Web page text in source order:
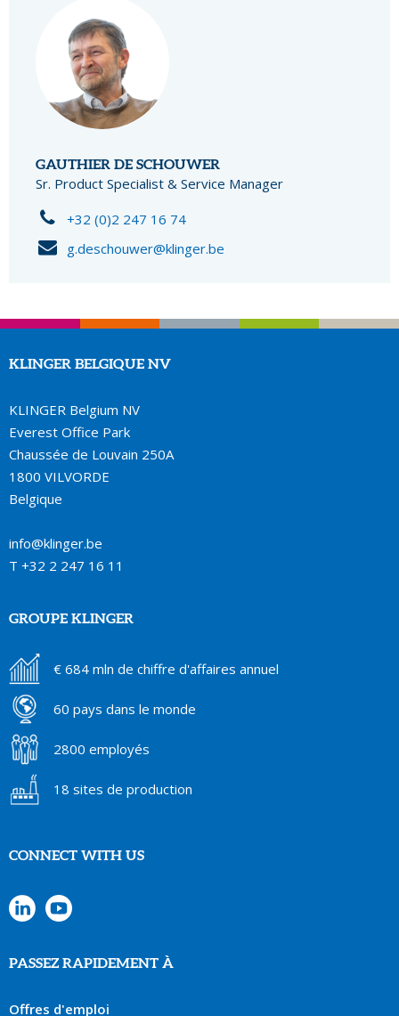
GAUTHIER DE SCHOUWER
Sr. Product Specialist & Service Manager
+32 (0)2 247 16 74
g.deschouwer@klinger.be
KLINGER BELGIQUE NV
KLINGER Belgium NV
Everest Office Park
Chaussée de Louvain 250A
1800 VILVORDE
Belgique
info@klinger.be
T +32 2 247 16 11
GROUPE KLINGER
€ 684 mln de chiffre d'affaires annuel
60 pays dans le monde
2800 employés
18 sites de production
CONNECT WITH US
PASSEZ RAPIDEMENT À
Offres d'emploi